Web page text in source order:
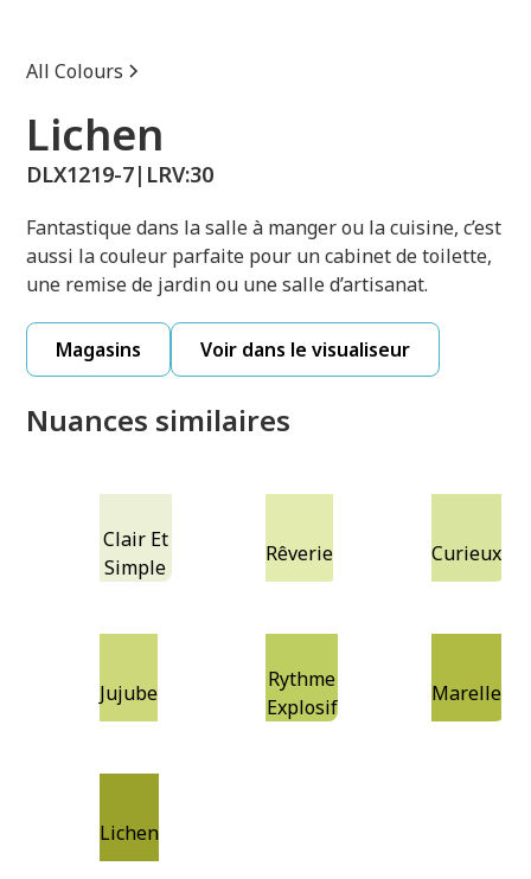
All Colours
Lichen
DLX1219-7| LRV:30
Fantastique dans la salle à manger ou la cuisine, c’est
aussi la couleur parfaite pour un cabinet de toilette,
une remise de jardin ou une salle d’artisanat.
Magasins Voir dans le visualiseur
Nuances similaires
Clair Et
Simple
Rêverie Curieux
Jujube
Rythme
Explosif
Marelle
Lichen